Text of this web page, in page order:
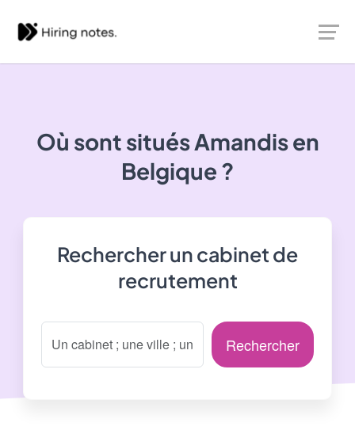
Où sont situésAmandisen
Belgique ?
Rechercher un cabinet de
recrutement
Rechercher